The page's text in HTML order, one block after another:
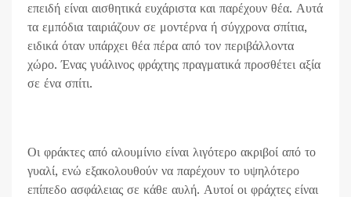
επειδή είναι αισθητικά ευχάριστα και παρέχουν θέα. Αυτά
τα εμπόδια ταιριάζουν σε μοντέρνα ή σύγχρονα σπίτια,
ειδικά όταν υπάρχει θέα πέρα ​​από τον περιβάλλοντα
χώρο. Ένας γυάλινος φράχτης πραγματικά προσθέτει αξία
σε ένα σπίτι.
Οι φράκτες από αλουμίνιο είναι λιγότερο ακριβοί από το
γυαλί, ενώ εξακολουθούν να παρέχουν το υψηλότερο
επίπεδο ασφάλειας σε κάθε αυλή. Αυτοί οι φράχτες είναι